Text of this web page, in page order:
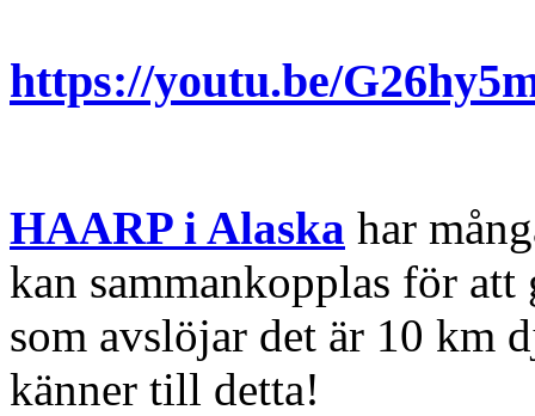
https://youtu.be/
HAARP i Alaska har
kan sammankopplas för
som avslöjar det är 10 km
känner till detta!